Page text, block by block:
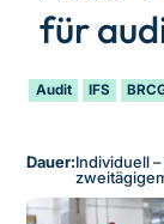
für
Audit IFS
Dauer:Individuell